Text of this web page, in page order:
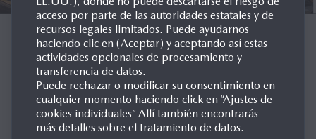
ARCHIVO DE MODELOS
EUROPA
acceso por parte de las autoridades estatales y de
recursos legales limitados. Puede ayudarnos
haciendo clic en (Aceptar) y aceptando así estas
actividades opcionales de procesamiento y
transferencia de datos.
Puede rechazar o modificar su consentimiento en
cualquier momento haciendo click en “Ajustes de
cookies individuales” Allí también encontrarás
más detalles sobre el tratamiento de datos.